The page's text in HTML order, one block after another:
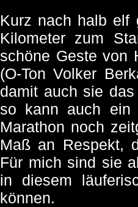
Kurz nach halb elf
Kilometer zum
schöne Geste von
(O-Ton Volker
damit auch sie
so kann auch ein
Marathon noch
Maß an Respekt,
Für mich sind sie
in diesem
können.